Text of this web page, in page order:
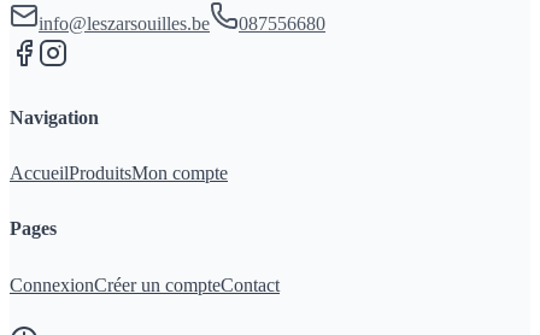
info@leszarsouilles.be 087556680
Navigation
AccueilProduitsMon compte
Pages
ConnexionCréer un compteContact